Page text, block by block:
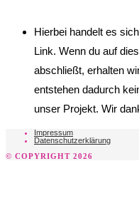
Hierbei handelt es
Link. Wenn du auf
abschließt, erhalten
entstehen dadurch
unser Projekt. Wir
Impressum
Datenschutzerklärung
© COPYRIGHT 2026